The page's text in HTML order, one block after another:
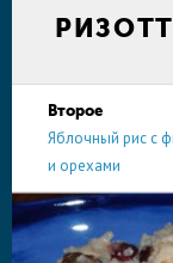
Второе
Яблочный рис с
и орехами